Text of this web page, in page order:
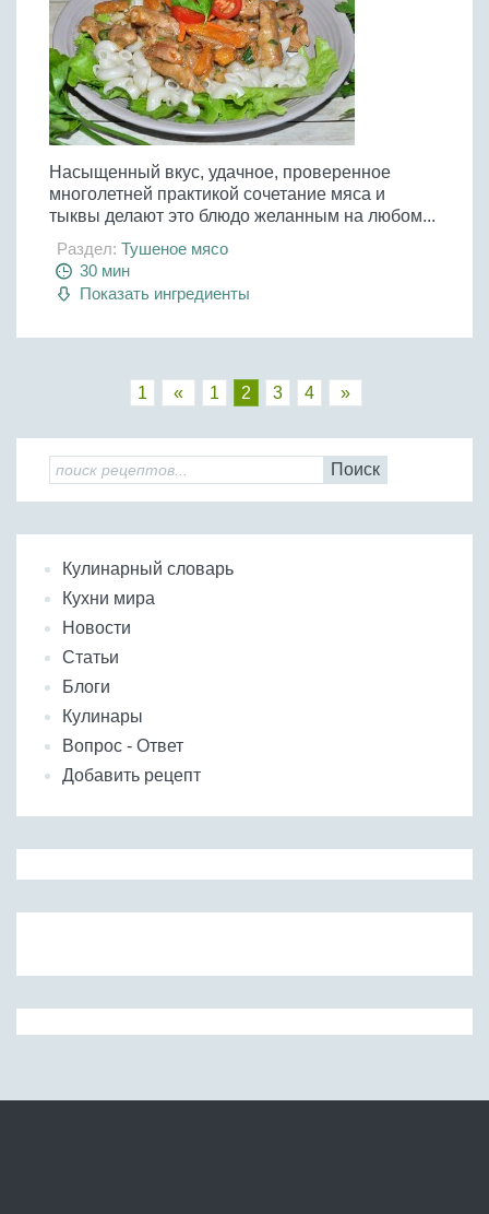
Насыщенный вкус, удачное, проверенное
многолетней практикой сочетание мяса и
тыквы делают это блюдо желанным на любом...
Раздел: Тушеное мясо
30 мин
Показать ингредиенты
1 « 1 2 3 4 »
Поиск
Кулинарный словарь
Кухни мира
Новости
Статьи
Блоги
Кулинары
Вопрос - Ответ
Добавить рецепт